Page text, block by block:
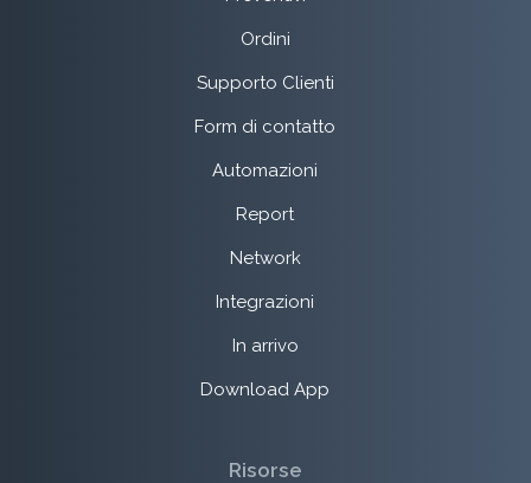
Ordini
Supporto Clienti
Form di contatto
Automazioni
Report
Network
Integrazioni
In arrivo
Download App
Risorse